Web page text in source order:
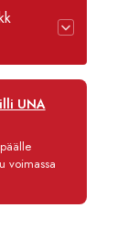
12 kk
3,90 €/kk
4 187,80 €
UNA
voimassa